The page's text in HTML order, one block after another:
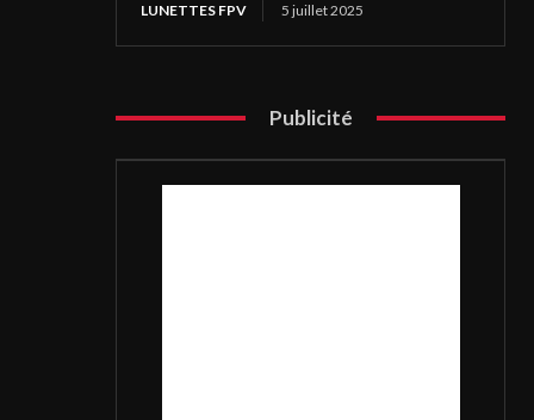
LUNETTES FPV 5 juillet 2025
Publicité